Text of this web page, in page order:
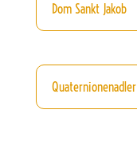
Dom Sankt Jakob
Quaternionenadler